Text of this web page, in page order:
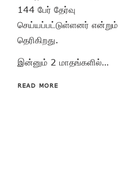
144 பேர் தேர்வு
செய்யப்பட்டுள்ளனர் என்றும்
தெரிகிறது.
இன்னும் 2 மாதங்களில்…
READ MORE